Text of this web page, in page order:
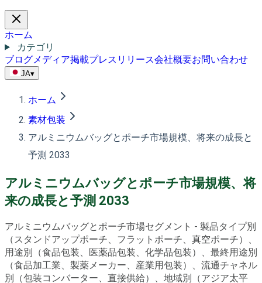
ホーム
カテゴリ
ブログメディア掲載プレスリリース会社概要お問い合わせ
JA▾
ホーム
素材包装
アルミニウムバッグとポーチ市場規模、将来の成長と
予測 2033
アルミニウムバッグとポーチ市場規模、将
来の成長と予測 2033
アルミニウムバッグとポーチ市場セグメント - 製品タイプ別
（スタンドアップポーチ、フラットポーチ、真空ポーチ）、
用途別（食品包装、医薬品包装、化学品包装）、最終用途別
（食品加工業、製薬メーカー、産業用包装）、流通チャネル
別（包装コンバーター、直接供給）、地域別（アジア太平